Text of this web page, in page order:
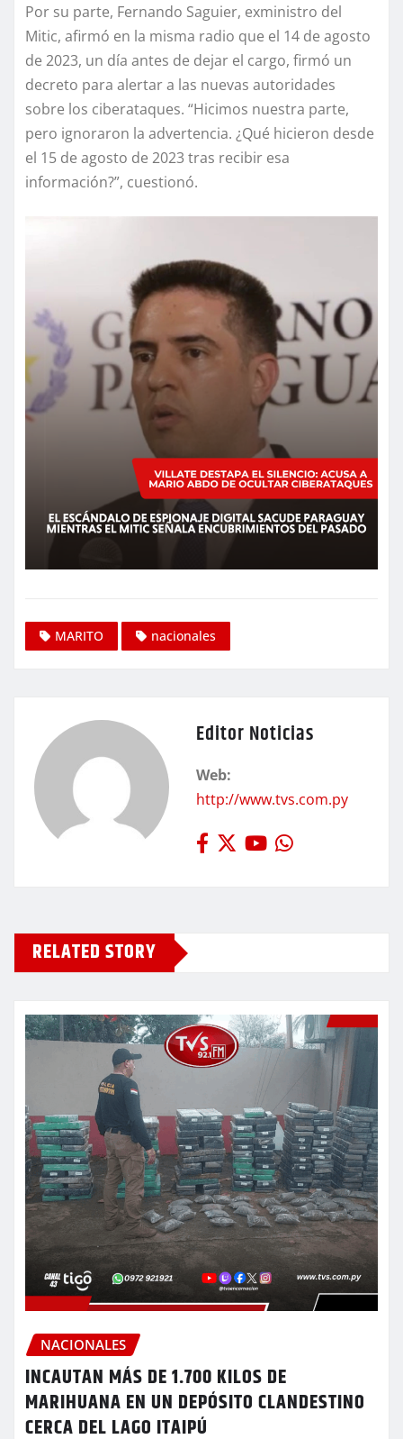
Por su parte, Fernando Saguier, exministro del
Mitic, afirmó en la misma radio que el 14 de agosto
de 2023, un día antes de dejar el cargo, firmó un
decreto para alertar a las nuevas autoridades
sobre los ciberataques. “Hicimos nuestra parte,
pero ignoraron la advertencia. ¿Qué hicieron desde
el 15 de agosto de 2023 tras recibir esa
información?”, cuestionó.
MARITO nacionales
Editor Noticias
Web:
http://www.tvs.com.py
RELATED STORY
NACIONALES
INCAUTAN MÁS DE 1.700 KILOS DE
MARIHUANA EN UN DEPÓSITO CLANDESTINO
CERCA DEL LAGO ITAIPÚ